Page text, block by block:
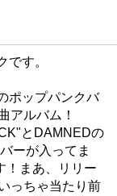
す。
ポップパンクバ
アルバム！
とDAMNEDの
ーが入ってま
！まあ、リリー
っちゃ当たり前